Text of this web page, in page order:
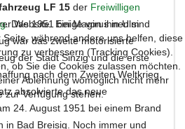
LF 15 der Freiwilligen
. Das 1951 bei Magirus in Ulm
war das zweite motorisierte
der Stadt Sinzig und die erste
nach dem Zweiten Weltkrieg.
absolvierte das neue
24. August 1951 bei einem Brand
in Bad Breisig. Noch immer und
Website. Einige von ihnen sind
während andere uns helfen, diese
zu verbessern (Tracking Cookies).
ob Sie die Cookies zulassen möchten.
Ablehnung womöglich nicht mehr
zur Verfügung stehen.